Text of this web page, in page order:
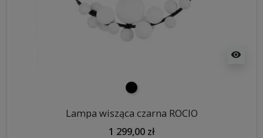
visibility
czarny
Lampa wisząca czarna ROCIO
1 299,00 zł